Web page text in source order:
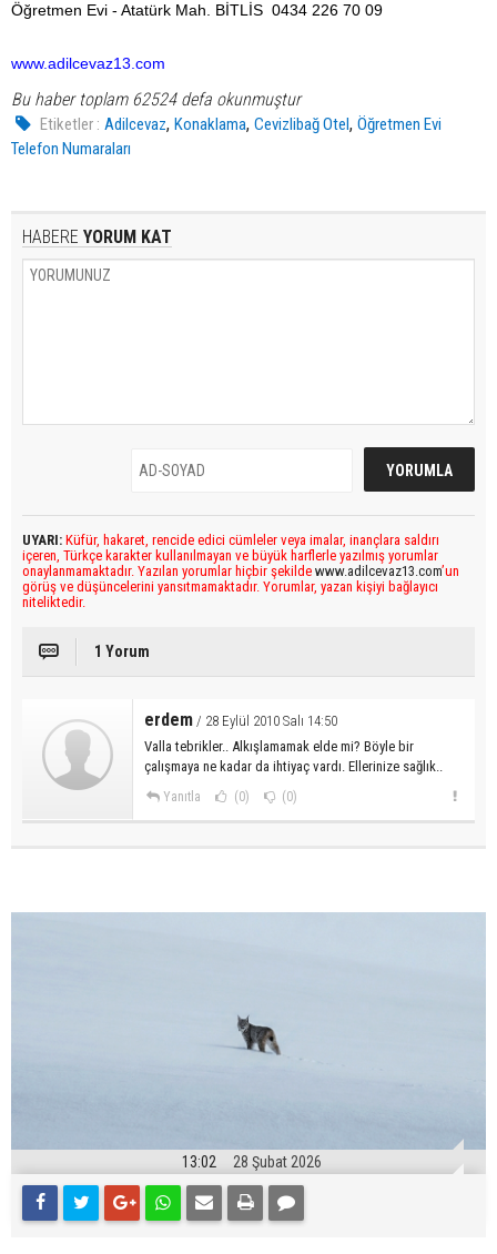
Öğretmen Evi - Atatürk Mah. BİTLİS 0434 226 70 09
www.adilcevaz13.com
Bu haber toplam 62524 defa okunmuştur
Etiketler : Adilcevaz,Konaklama,Cevizlibağ Otel,Öğretmen Evi
Telefon Numaraları
HABERE YORUM KAT
UYARI: Küfür, hakaret, rencide edici cümleler veya imalar, inançlara saldırı
içeren, Türkçe karakter kullanılmayan ve büyük harflerle yazılmış yorumlar
onaylanmamaktadır. Yazılan yorumlar hiçbir şekilde www.adilcevaz13.com’un
görüş ve düşüncelerini yansıtmamaktadır. Yorumlar, yazan kişiyi bağlayıcı
niteliktedir.
1 Yorum
erdem / 28 Eylül 2010 Salı 14:50
Valla tebrikler.. Alkışlamamak elde mi? Böyle bir
çalışmaya ne kadar da ihtiyaç vardı. Ellerinize sağlık..
Yanıtla (0) (0)
13:02 28 Şubat 2026